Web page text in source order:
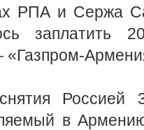
РПА и Сержа
заплатить
«Газпром-
Россией
в